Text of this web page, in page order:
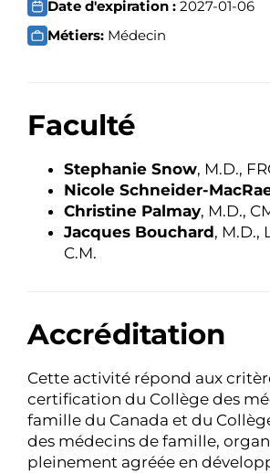
Date d'expiration : 2027-01-06
Métiers: Médecin
Faculté
Stephanie Snow, M.D.,
Nicole Schneider-
Christine Palmay, M.D.,
Jacques Bouchard, M.D.,
C.M.
Accréditation
Cette activité répond aux
certification du Collège des
famille du Canada et du
des médecins de famille,
pleinement agréée en